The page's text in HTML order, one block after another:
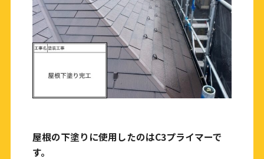
屋根の下塗りに使用したのはC3プライマーで
す。